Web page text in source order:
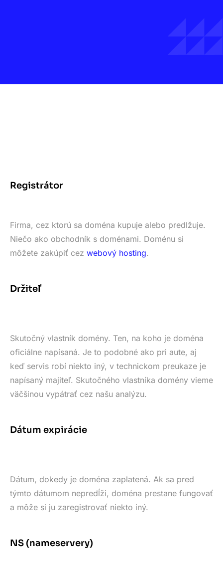
Registrátor
Firma, cez ktorú sa doména kupuje alebo predlžuje.
Niečo ako obchodník s doménami. Doménu si
môžete zakúpiť cez webový hosting.
Držiteľ
Skutočný vlastník domény. Ten, na koho je doména
oficiálne napísaná. Je to podobné ako pri aute, aj
keď servis robí niekto iný, v technickom preukaze je
napísaný majiteľ. Skutočného vlastníka domény vieme
väčšinou vypátrať cez našu analýzu.
Dátum expirácie
Dátum, dokedy je doména zaplatená. Ak sa pred
týmto dátumom nepredĺži, doména prestane fungovať
a môže si ju zaregistrovať niekto iný.
NS (nameservery)